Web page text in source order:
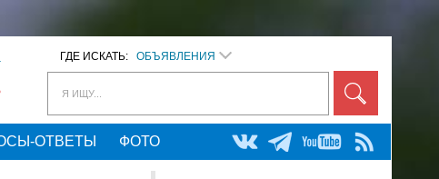
ГДЕ ИСКАТЬ: ОБЪЯВЛЕНИЯ
Я ИЩУ...
ОТВЕТЫ ФОТО